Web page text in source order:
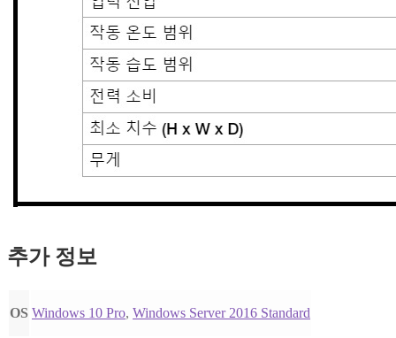
추가 정보
OS Windows 10 Pro, Windows Server 2016 Standard